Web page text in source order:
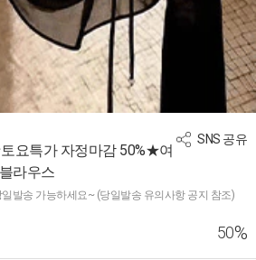
SNS 공유
요특가 자정마감 50%★여
라우스
발송 가능하세요~ (당일발송 유의사항 공지 참조)
50%